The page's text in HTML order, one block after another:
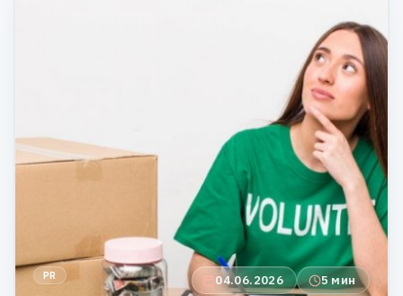
PR 04.06.2026 5 мин